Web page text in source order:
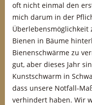
oft nicht einmal den
mich darum in der
Überlebensmöglichkeit
Bienen in Bäume
Bienenschwärme zu
gut, aber dieses Jahr
Kunstschwarm in
dass unsere Notfall-
verhindert haben. Wir